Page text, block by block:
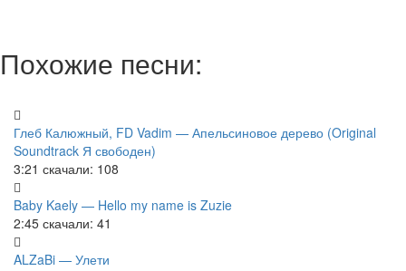
Похожие песни:
Глеб Калюжный, FD Vadim — Апельсиновое дерево (Original
Soundtrack Я свободен)
3:21 скачали: 108
Baby Kaely — Hello my name is Zuzie
2:45 скачали: 41
ALZaBi — Улети